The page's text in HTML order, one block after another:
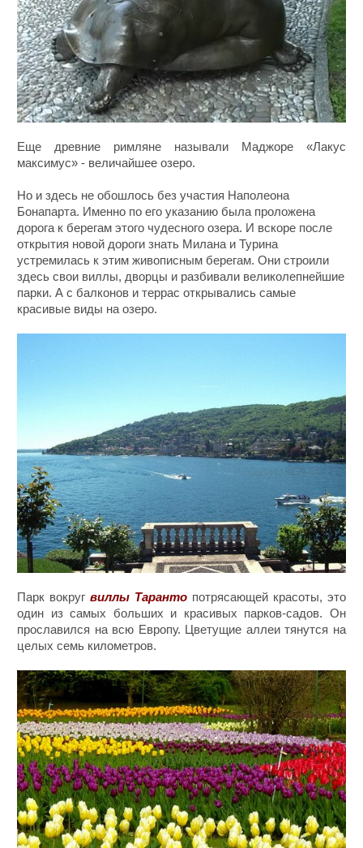
Еще древние римляне называли Маджоре «Лакус
максимус» - величайшее озеро.
Но и здесь не обошлось без участия Наполеона
Бонапарта. Именно по его указанию была проложена
дорога к берегам этого чудесного озера. И вскоре после
открытия новой дороги знать Милана и Турина
устремилась к этим живописным берегам. Они строили
здесь свои виллы, дворцы и разбивали великолепнейшие
парки. А с балконов и террас открывались самые
красивые виды на озеро.
Парк вокругвиллы Таранто потрясающей красоты, это
один из самых больших и красивых парков-садов. Он
прославился на всю Европу. Цветущие аллеи тянутся на
целых семь километров.